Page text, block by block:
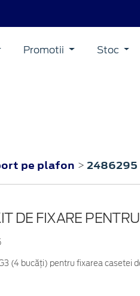
Promotii Stoc
pe plafon > 2486295
DE FIXARE
(4 bucăți) pentru fixarea casetei